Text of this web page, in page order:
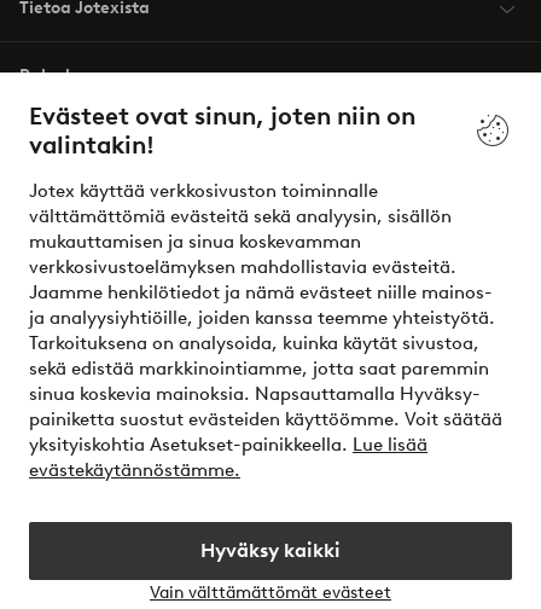
Evästeet ovat sinun, joten niin on
valintakin!
Jotex käyttää verkkosivuston toiminnalle
välttämättömiä evästeitä sekä analyysin, sisällön
mukauttamisen ja sinua koskevamman
verkkosivustoelämyksen mahdollistavia evästeitä.
Jaamme henkilötiedot ja nämä evästeet niille mainos-
ja analyysiyhtiöille, joiden kanssa teemme yhteistyötä.
Tarkoituksena on analysoida, kuinka käytät sivustoa,
sekä edistää markkinointiamme, jotta saat paremmin
sinua koskevia mainoksia. Napsauttamalla Hyväksy-
painiketta suostut evästeiden käyttöömme. Voit säätää
yksityiskohtia Asetukset-painikkeella. Lue lisää
evästekäytännöstämme.
Hyväksy kaikki
Vain välttämättömät evästeet
Tietoa Jotexista
Palvelumme
Ehdot
Ystävät
Turvalliset maksut – maksa nyt tai erissä
Haluatko tietää lisää maksuvaihtoehdoistamme?
elpy